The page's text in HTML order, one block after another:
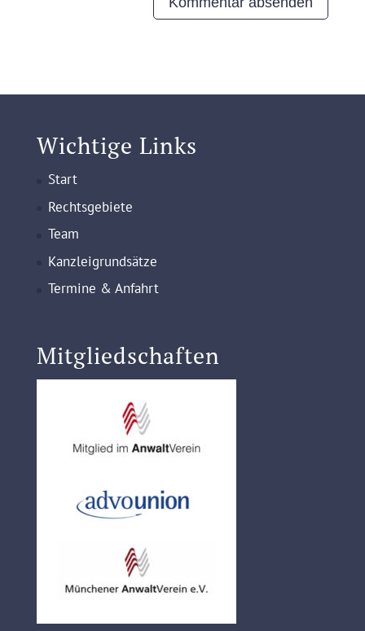
Wichtige Links
Start
Rechtsgebiete
Team
Kanzleigrundsätze
Termine & Anfahrt
Mitgliedschaften